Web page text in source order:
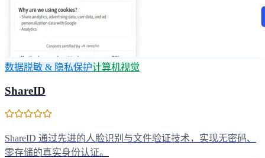
数据脱敏 & 隐私保护计算机视觉
ShareID
ShareID 通过先进的人脸识别与文件验证技术，实现无密码、
零存储的真实身份认证。